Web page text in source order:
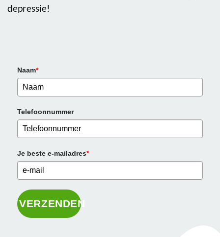
depressie!
Naam*
Telefoonnummer
Je beste e-mailadres*
VERZENDEN